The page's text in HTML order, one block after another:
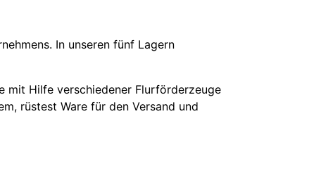
In unseren fünf Lagern
mit Hilfe verschiedener Flurförderzeuge
rüstest Ware für den Versand und